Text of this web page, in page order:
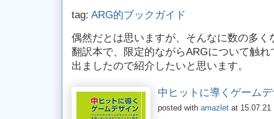
tag: ARG的ブックガイド
偶然だとは思いますが、そんなに数の多
翻訳本で、限定的ながらARGについて触
出ましたので紹介したいと思います。
中ヒットに導くゲーム
posted with amazlet at 15.07.21